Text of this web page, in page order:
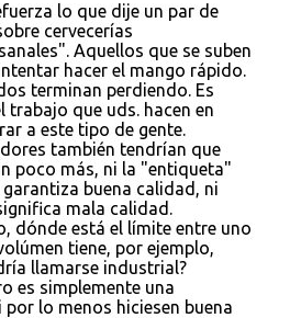
lo que dije un par de
cervecerías
Aquellos que se suben
hacer el mango rápido.
terminan perdiendo. Es
trabajo que uds. hacen en
a este tipo de gente.
también tendrían que
poco más, ni la "entiqueta"
buena calidad, ni
mala calidad.
dónde está el límite entre uno
tiene, por ejemplo,
llamarse industrial?
es simplemente una
por lo menos hiciesen buena